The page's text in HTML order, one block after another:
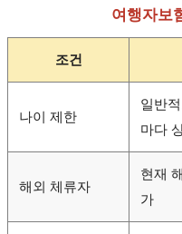
여행자보
조건
나이 제한
일반
마다
해외 체류자
현재
가